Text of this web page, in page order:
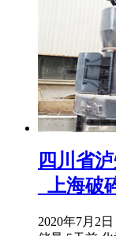
四川省
_上海破
2020年7月2